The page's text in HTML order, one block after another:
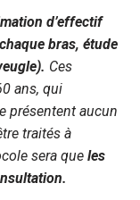
d’effectif
bras, étude
Ces
ans, qui
présentent aucun
traités à
sera que les